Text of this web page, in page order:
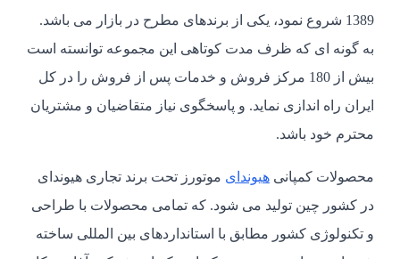
1389 شروع نمود، یکی از برندهای مطرح در بازار می باشد.
به گونه ای که ظرف مدت کوتاهی این مجموعه توانسته است
بیش از 180 مرکز فروش و خدمات پس از فروش را در کل
ایران راه اندازی نماید. و پاسخگوی نیاز متقاضیان و مشتریان
محترم خود باشد.
محصولات کمپانی هیوندای موتورز تحت برند تجاری هیوندای
در کشور چین تولید می شود. که تمامی محصولات با طراحی
و تکنولوژی کشور مطابق با استانداردهای بین المللی ساخته